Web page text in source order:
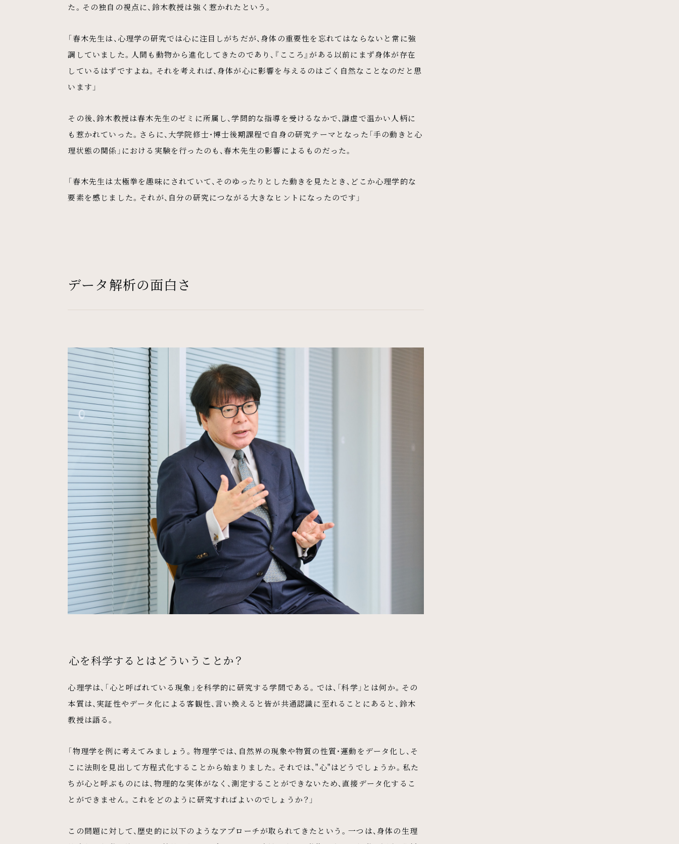
た。その独自の視点に、鈴木教授は強く惹かれたという。
「春木先生は、心理学の研究では心に注目しがちだが、身体の重要性を忘れてはならないと常に強
調していました。人間も動物から進化してきたのであり、『こころ』がある以前にまず身体が存在
しているはずですよね。それを考えれば、身体が心に影響を与えるのはごく自然なことなのだと思
います」
その後、鈴木教授は春木先生のゼミに所属し、学問的な指導を受けるなかで、謙虚で温かい人柄に
も惹かれていった。さらに、大学院修士・博士後期課程で自身の研究テーマとなった「手の動きと心
理状態の関係」における実験を行ったのも、春木先生の影響によるものだった。
「春木先生は太極拳を趣味にされていて、そのゆったりとした動きを見たとき、どこか心理学的な
要素を感じました。それが、自分の研究につながる大きなヒントになったのです」
データ解析の面白さ
心を科学するとはどういうことか？
心理学は、「心と呼ばれている現象」を科学的に研究する学問である。では、「科学」とは何か。その
本質は、実証性やデータ化による客観性、言い換えると皆が共通認識に至れることにあると、鈴木
教授は語る。
「物理学を例に考えてみましょう。物理学では、自然界の現象や物質の性質・運動をデータ化し、そ
こに法則を見出して方程式化することから始まりました。それでは、"心"はどうでしょうか。私た
ちが心と呼ぶものには、物理的な実体がなく、測定することができないため、直接データ化するこ
とができません。これをどのように研究すればよいのでしょうか？」
この問題に対して、歴史的に以下のようなアプローチが取られてきたという。一つは、身体の生理